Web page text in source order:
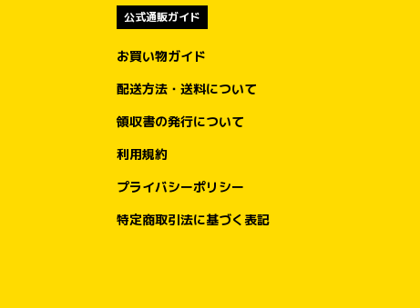
公式通販ガイド
お買い物ガイド
配送方法・送料について
領収書の発行について
利用規約
プライバシーポリシー
特定商取引法に基づく表記